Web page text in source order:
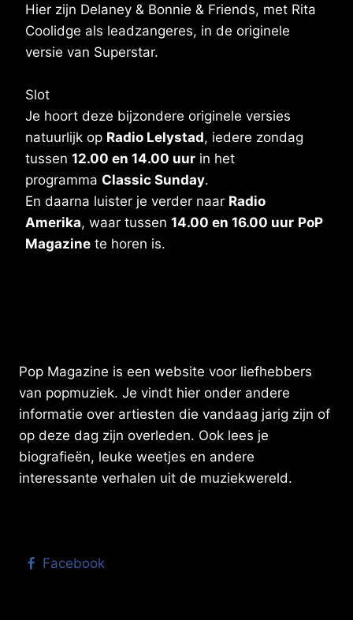
Hier zijn Delaney & Bonnie & Friends, met Rita
Coolidge als leadzangeres, in de originele
versie van Superstar.
Slot
Je hoort deze bijzondere originele versies
natuurlijk op Radio Lelystad, iedere zondag
tussen 12.00 en 14.00 uur in het
programma Classic Sunday.
En daarna luister je verder naar Radio
Amerika, waar tussen 14.00 en 16.00 uur PoP
Magazine te horen is.
Pop Magazine is een website voor liefhebbers
van popmuziek. Je vindt hier onder andere
informatie over artiesten die vandaag jarig zijn of
op deze dag zijn overleden. Ook lees je
biografieën, leuke weetjes en andere
interessante verhalen uit de muziekwereld.
Facebook